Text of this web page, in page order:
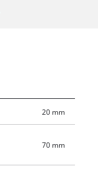
en la sierra de
firme. La sierra de
con una hoja
Este producto
20 mm
70 mm